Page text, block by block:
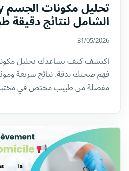
الشامل لنتائج دقيقة
31/05/2026
فهم صحتك بدقة. نتائج سريعة
مفصلة من طبيب مختص في